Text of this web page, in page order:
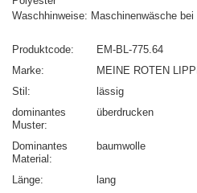
Waschhinweise: Maschinenwäsche bei
Produktcode
EM-BL-775.64
Marke
MEINE ROTEN
Stil
lässig
dominantes
Muster
überdrucken
Dominantes
Material
baumwolle
Länge
lang